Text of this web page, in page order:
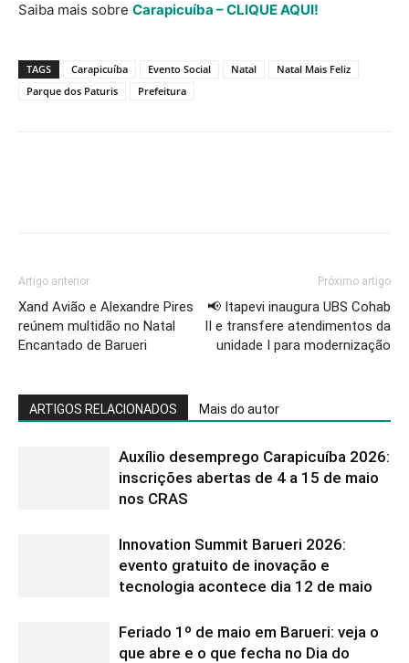
Saiba mais sobre Carapicuíba – CLIQUE AQUI!
TAGS Carapicuíba Evento Social Natal
Natal Mais Feliz
Parque dos Paturis
Prefeitura
Artigo anterior
Xand Avião e Alexandre Pires
reúnem multidão no Natal
Encantado de Barueri
Próximo artigo
📢 Itapevi inaugura UBS Cohab
II e transfere atendimentos da
unidade I para modernização
ARTIGOS RELACIONADOS Mais do autor
Auxílio desemprego Carapicuíba 2026:
inscrições abertas de 4 a 15 de maio
nos CRAS
Innovation Summit Barueri 2026:
evento gratuito de inovação e
tecnologia acontece dia 12 de maio
Feriado 1º de maio em Barueri: veja o
que abre e o que fecha no Dia do